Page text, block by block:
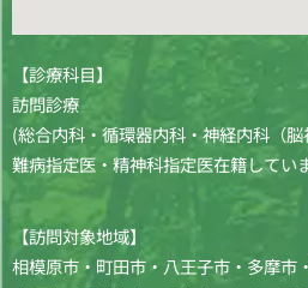
【診療科目】
訪問診療
(総合内科・循環器内科・神経内科（
難病指定医・精神科指定医在籍してい
【訪問対象地域】
相模原市・町田市・八王子市・多摩市